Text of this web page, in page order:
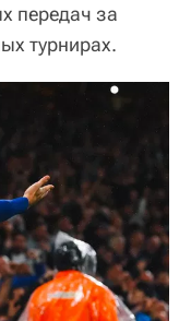
передач за
турнирах.